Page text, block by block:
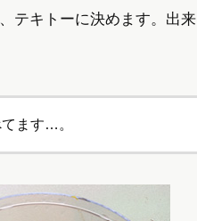
テキトーに決めます。出来
ます…。